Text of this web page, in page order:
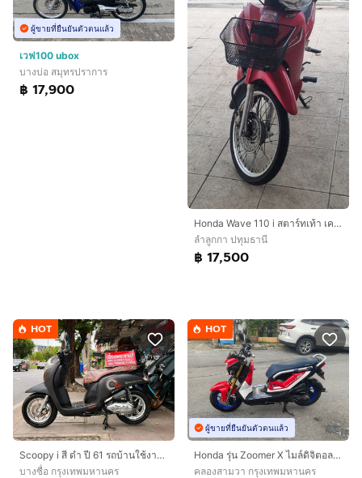
ผู้ขายที่ยืนยันตัวตนแล้ว
เวฟ100 ubox
บางบ่อ สมุทรปราการ
฿ 17,900
Honda Wave 110 i สตาร์ทเท้า เครื่องแน่นๆ
ลำลูกกา ปทุมธานี
฿ 17,500
HOT
Scoopy i สี ดำ ปี 61 รถบ้านใช้งานเองกุญแจแท้2ดอก
บางซื่อ กรุงเทพมหานคร
HOT
ผู้ขายที่ยืนยันตัวตนแล้ว
Honda รุ่น Zoomer X ไมล์ดิจิตอล ปี16 รถเครื่องดี สภาพพร้อมใช้งานต้องมาลองครับ
คลองสามวา กรุงเทพมหานคร